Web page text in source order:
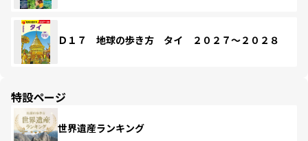
Ｄ１７ 地球の歩き方 タイ ２０２７～２０２８
特設ページ
世界遺産ランキング